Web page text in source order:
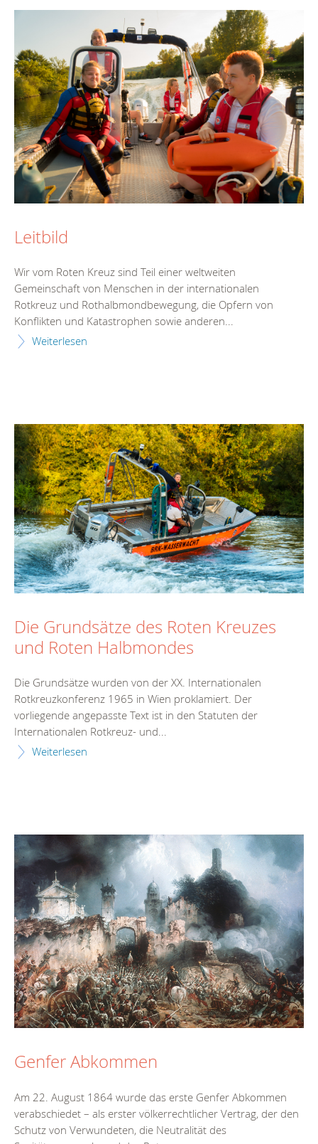
Leitbild
Wir vom Roten Kreuz sind Teil einer weltweiten
Gemeinschaft von Menschen in der internationalen
Rotkreuz und Rothalbmondbewegung, die Opfern von
Konflikten und Katastrophen sowie anderen...
Weiterlesen
Die Grundsätze des Roten Kreuzes
und Roten Halbmondes
Die Grundsätze wurden von der XX. Internationalen
Rotkreuzkonferenz 1965 in Wien proklamiert. Der
vorliegende angepasste Text ist in den Statuten der
Internationalen Rotkreuz- und...
Weiterlesen
Genfer Abkommen
Am 22. August 1864 wurde das erste Genfer Abkommen
verabschiedet – als erster völkerrechtlicher Vertrag, der den
Schutz von Verwundeten, die Neutralität des